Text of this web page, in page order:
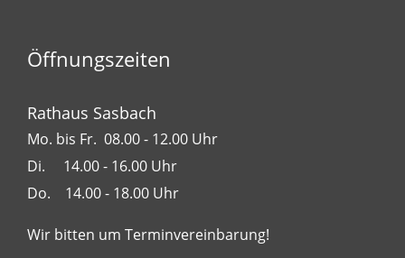
Öffnungszeiten
Rathaus Sasbach
Mo. bis Fr. 08.00 - 12.00 Uhr
Di. 14.00 - 16.00 Uhr
Do. 14.00 - 18.00 Uhr
Wir bitten um Terminvereinbarung!